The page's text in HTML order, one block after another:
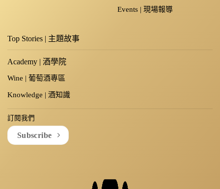
Events | 現場報導
Top Stories | 主題故事
Academy | 酒學院
Wine | 葡萄酒專區
Knowledge | 酒知識
訂閱我們
Subscribe